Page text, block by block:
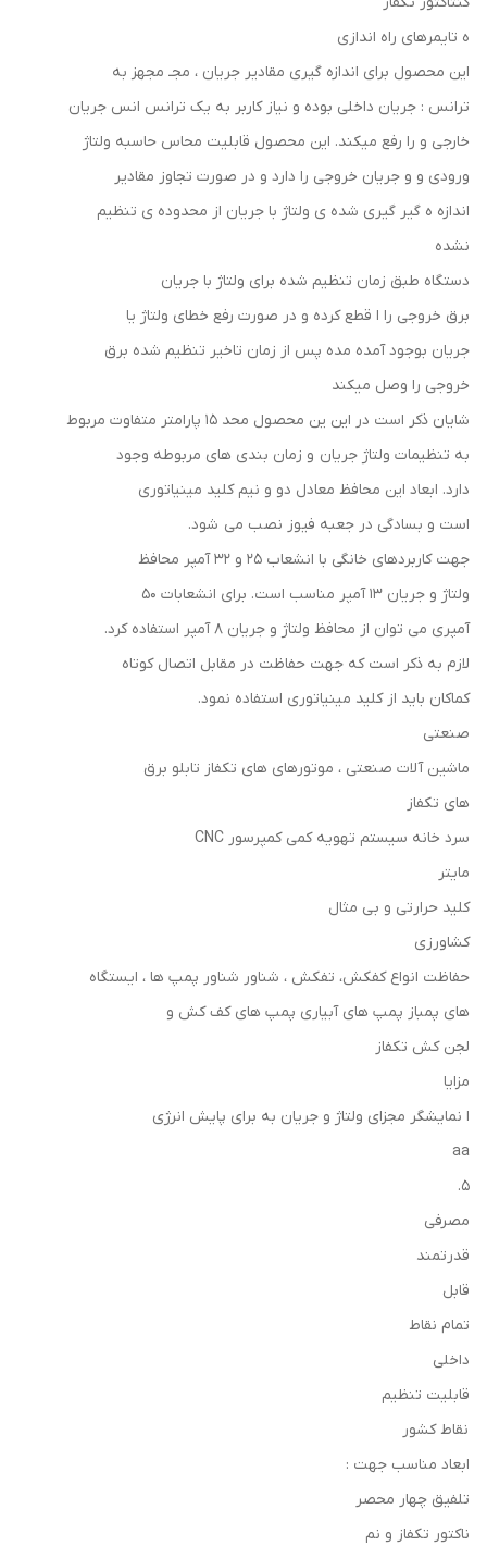
ه تایمرهای راه اندازی
این محصول برای اندازه گیری مقادير جریان ، مجـ مجهز به
ترانس : جریان داخلی بوده و نیاز کاربر به یک ترانس انس جریان
خارجی و را رفع میکند. این محصول قابلیت محاس حاسبه ولتاژ
ورودی و و جریان خروجی را دارد و در صورت تجاوز مقادير
اندازه ه گیر گیری شده ی ولتاژ با جریان از محدوده ی تنظیم
نشده
دستگاه طبق زمان تنظیم شده برای ولتاژ با جریان
برق خروجی را ا قطع کرده و در صورت رفع خطای ولتاژ یا
جریان بوجود آمده مده پس از زمان تاخیر تنظیم شده برق
خروجی را وصل میکند
شایان ذکر است در این ین محصول محد ۱۵ پارامتر متفاوت مربوط
به تنظیمات ولتاژ جریان و زمان بندی های مربوطه وجود
دارد. ابعاد این محافظ معادل دو و نیم کلید مینیاتوری
است و بسادگی در جعبه فیوز نصب می شود.
جهت کاربردهای خانگی با انشعاب ۲۵ و ۳۲ آمپر محافظ
ولتاژ و جریان ۱۳ آمپر مناسب است. برای انشعابات ۵۰
آمپری می توان از محافظ ولتاژ و جریان ۸ آمپر استفاده کرد.
لازم به ذکر است که جهت حفاظت در مقابل اتصال کوتاه
کماکان باید از کلید مینیاتوری استفاده نمود.
صنعتی
ماشین آلات صنعتی ، موتورهای های تکفاز تابلو برق
های تکفاز
سرد خانه سیستم تهویه کمی کمپرسور CNC
مايتر
کلید حرارتی و بی مثال
کشاورزی
حفاظت انواع کفکش، تفکش ، شناور شناور پمپ ها ، ایستگاه
های پمباز پمپ های آبیاری پمپ های کف کش و
لجن کش تکفاز
مزايا
ا نمایشگر مجزای ولتاژ و جریان به برای پایش انرژی
aa
5.
مصرفی
قدرتمند
قابل
تمام نقاط
داخلی
قابلیت تنظیم
نقاط کشور
ابعاد مناسب جهت :
تلفیق چهار محصر
ناكتور تكفاز و نم